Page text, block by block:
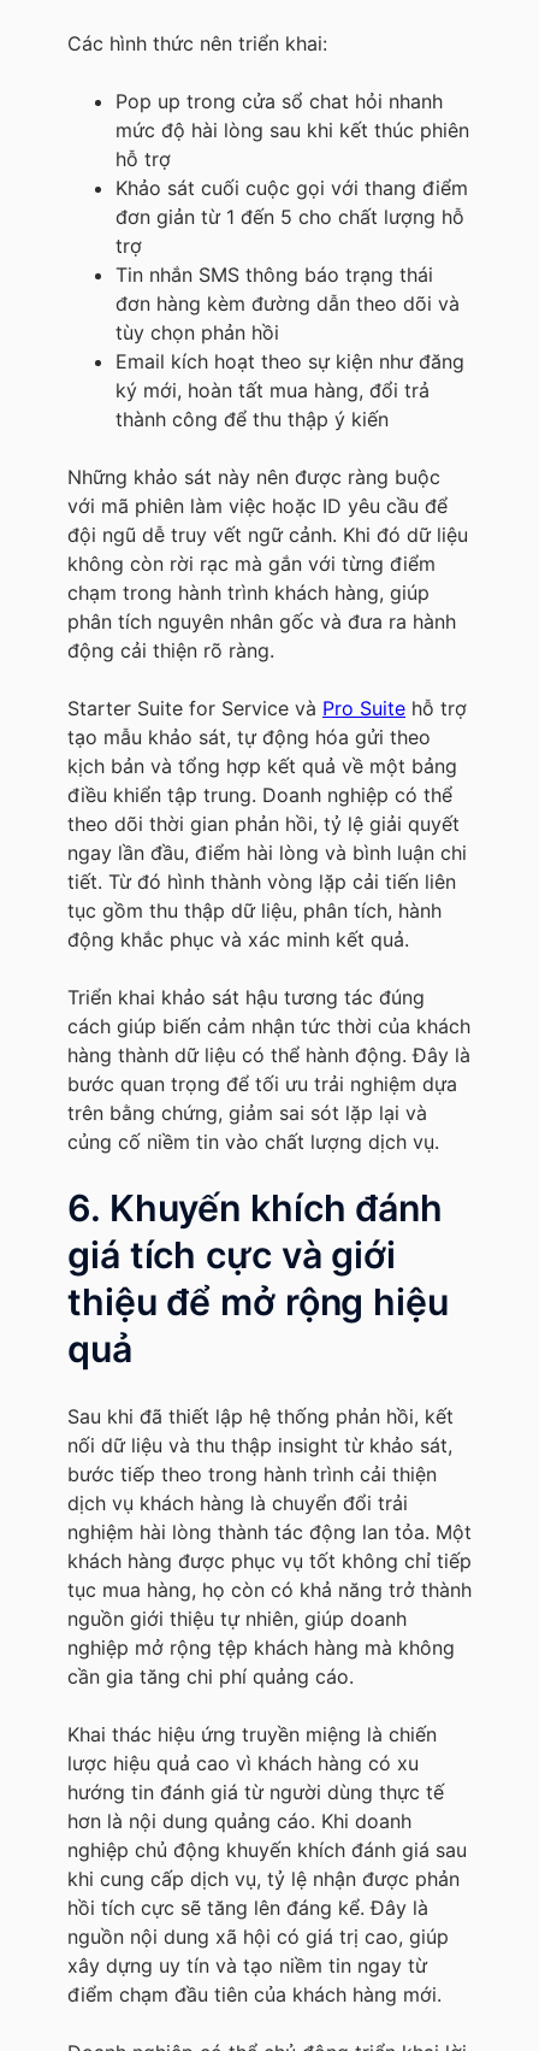
Các hình thức nên triển khai:
Pop up trong cửa sổ chat hỏi nhanh
mức độ hài lòng sau khi kết thúc phiên
hỗ trợ
Khảo sát cuối cuộc gọi với thang điểm
đơn giản từ 1 đến 5 cho chất lượng hỗ
trợ
Tin nhắn SMS thông báo trạng thái
đơn hàng kèm đường dẫn theo dõi và
tùy chọn phản hồi
Email kích hoạt theo sự kiện như đăng
ký mới, hoàn tất mua hàng, đổi trả
thành công để thu thập ý kiến
Những khảo sát này nên được ràng buộc
với mã phiên làm việc hoặc ID yêu cầu để
đội ngũ dễ truy vết ngữ cảnh. Khi đó dữ liệu
không còn rời rạc mà gắn với từng điểm
chạm trong hành trình khách hàng, giúp
phân tích nguyên nhân gốc và đưa ra hành
động cải thiện rõ ràng.
Starter Suite for Service và Pro Suite hỗ trợ
tạo mẫu khảo sát, tự động hóa gửi theo
kịch bản và tổng hợp kết quả về một bảng
điều khiển tập trung. Doanh nghiệp có thể
theo dõi thời gian phản hồi, tỷ lệ giải quyết
ngay lần đầu, điểm hài lòng và bình luận chi
tiết. Từ đó hình thành vòng lặp cải tiến liên
tục gồm thu thập dữ liệu, phân tích, hành
động khắc phục và xác minh kết quả.
Triển khai khảo sát hậu tương tác đúng
cách giúp biến cảm nhận tức thời của khách
hàng thành dữ liệu có thể hành động. Đây là
bước quan trọng để tối ưu trải nghiệm dựa
trên bằng chứng, giảm sai sót lặp lại và
củng cố niềm tin vào chất lượng dịch vụ.
6. Khuyến khích đánh
giá tích cực và giới
thiệu để mở rộng hiệu
quả
Sau khi đã thiết lập hệ thống phản hồi, kết
nối dữ liệu và thu thập insight từ khảo sát,
bước tiếp theo trong hành trình cải thiện
dịch vụ khách hàng là chuyển đổi trải
nghiệm hài lòng thành tác động lan tỏa. Một
khách hàng được phục vụ tốt không chỉ tiếp
tục mua hàng, họ còn có khả năng trở thành
nguồn giới thiệu tự nhiên, giúp doanh
nghiệp mở rộng tệp khách hàng mà không
cần gia tăng chi phí quảng cáo.
Khai thác hiệu ứng truyền miệng là chiến
lược hiệu quả cao vì khách hàng có xu
hướng tin đánh giá từ người dùng thực tế
hơn là nội dung quảng cáo. Khi doanh
nghiệp chủ động khuyến khích đánh giá sau
khi cung cấp dịch vụ, tỷ lệ nhận được phản
hồi tích cực sẽ tăng lên đáng kể. Đây là
nguồn nội dung xã hội có giá trị cao, giúp
xây dựng uy tín và tạo niềm tin ngay từ
điểm chạm đầu tiên của khách hàng mới.